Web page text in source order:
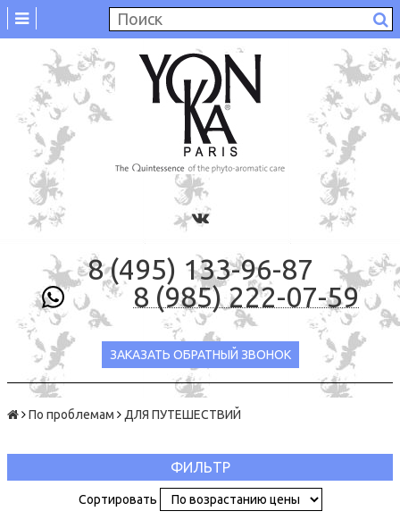
8 (495) 133-96-87
8 (985) 222-07-59
ЗАКАЗАТЬ ОБРАТНЫЙ ЗВОНОК
По проблемам ДЛЯ ПУТЕШЕСТВИЙ
ФИЛЬТР
Сортировать